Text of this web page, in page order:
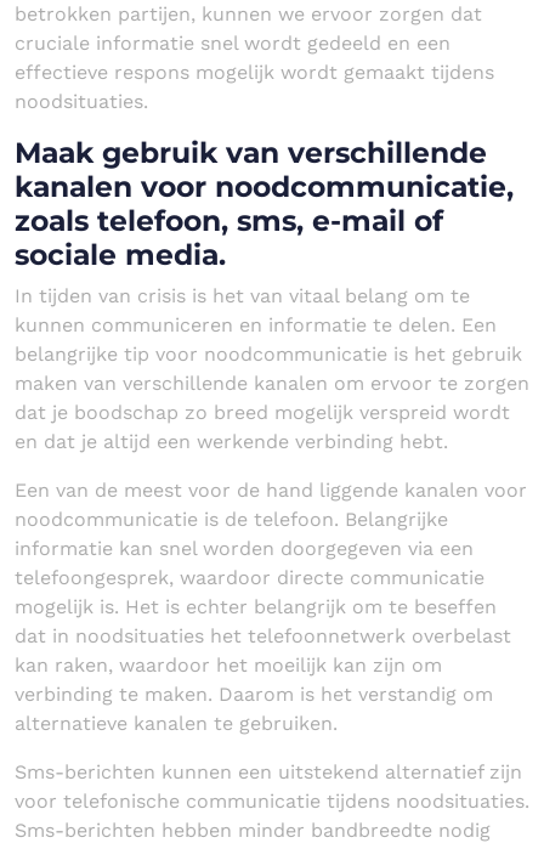
betrokken partijen, kunnen we ervoor zorgen dat
cruciale informatie snel wordt gedeeld en een
effectieve respons mogelijk wordt gemaakt tijdens
noodsituaties.
Maak gebruik van verschillende
kanalen voor noodcommunicatie,
zoals telefoon, sms, e-mail of
sociale media.
In tijden van crisis is het van vitaal belang om te
kunnen communiceren en informatie te delen. Een
belangrijke tip voor noodcommunicatie is het gebruik
maken van verschillende kanalen om ervoor te zorgen
dat je boodschap zo breed mogelijk verspreid wordt
en dat je altijd een werkende verbinding hebt.
Een van de meest voor de hand liggende kanalen voor
noodcommunicatie is de telefoon. Belangrijke
informatie kan snel worden doorgegeven via een
telefoongesprek, waardoor directe communicatie
mogelijk is. Het is echter belangrijk om te beseffen
dat in noodsituaties het telefoonnetwerk overbelast
kan raken, waardoor het moeilijk kan zijn om
verbinding te maken. Daarom is het verstandig om
alternatieve kanalen te gebruiken.
Sms-berichten kunnen een uitstekend alternatief zijn
voor telefonische communicatie tijdens noodsituaties.
Sms-berichten hebben minder bandbreedte nodig